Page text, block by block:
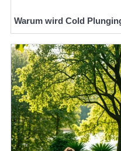
Warum wird Cold